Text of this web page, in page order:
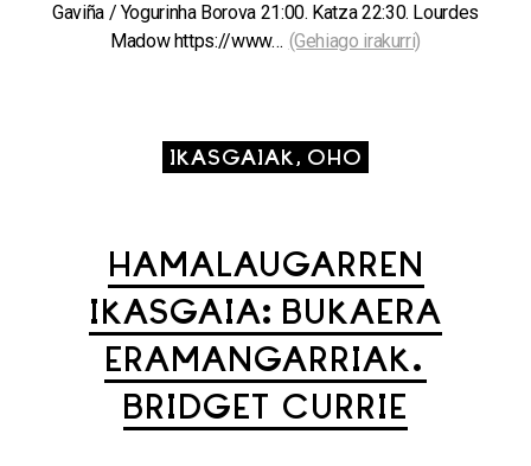
Gaviña / Yogurinha Borova 21:00. Katza 22:30. Lourdes
Madow https://www… (Gehiago irakurri)
IKASGAIAK, OHO
HAMALAUGARREN
IKASGAIA: BUKAERA
ERAMANGARRIAK.
BRIDGET CURRIE